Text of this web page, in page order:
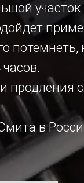
потемнеть,
продления
в